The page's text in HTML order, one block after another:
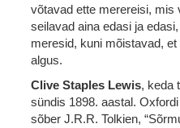
võtavad ette merereisi, mis
seilavad aina edasi ja
meresid, kuni mõistavad,
algus.
Clive Staples Lewis, keda
sündis 1898. aastal.
sõber J.R.R. Tolkien,